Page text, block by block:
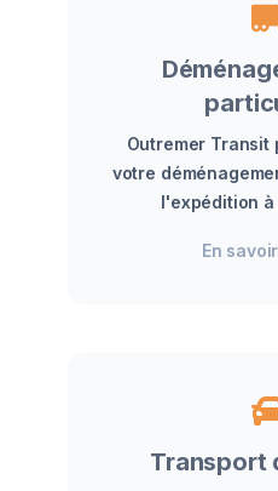
Outremer Transit
votre
l'expédition
En
Transport